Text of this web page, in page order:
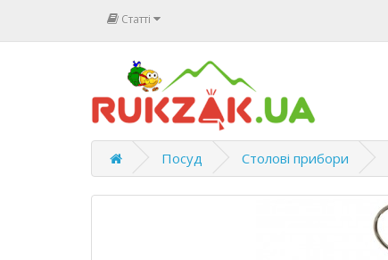
Статті
Посуд Столові прибори